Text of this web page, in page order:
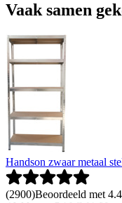
Vaak samen
Handson zwaar metaal
(2900)Beoordeeld met